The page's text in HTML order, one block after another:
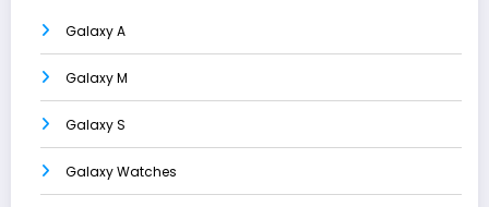
Galaxy A
Galaxy M
Galaxy S
Galaxy Watches